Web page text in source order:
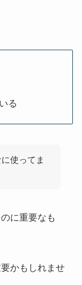
る
使ってま
に重要なも
かもしれませ